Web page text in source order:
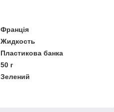
Франція
Жидкость
Пластикова банка
50 г
Зелений